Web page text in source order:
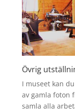
Övrig
I museet kan
av gamla foton
samla alla